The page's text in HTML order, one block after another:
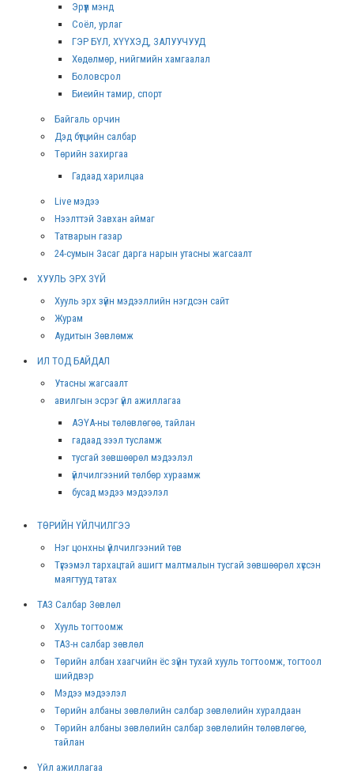
Эрүүл мэнд
Соёл, урлаг
ГЭР БҮЛ, ХҮҮХЭД, ЗАЛУУЧУУД
Хөдөлмөр, нийгмийн хамгаалал
Боловсрол
Биеийн тамир, спорт
Байгаль орчин
Дэд бүтцийн салбар
Төрийн захиргаа
Гадаад харилцаа
Live мэдээ
Нээлттэй Завхан аймаг
Татварын газар
24-сумын Засаг дарга нарын утасны жагсаалт
ХУУЛЬ ЭРХ ЗҮЙ
Хууль эрх зүйн мэдээллийн нэгдсэн сайт
Журам
Аудитын Зөвлөмж
ИЛ ТОД БАЙДАЛ
Утасны жагсаалт
авилгын эсрэг үйл ажиллагаа
АЭҮА-ны төлөвлөгөө, тайлан
гадаад зээл тусламж
тусгай зөвшөөрөл мэдээлэл
үйлчилгээний төлбөр хураамж
бусад мэдээ мэдээлэл
ТӨРИЙН ҮЙЛЧИЛГЭЭ
Нэг цонхны үйлчилгээний төв
Түгээмэл тархацтай ашигт малтмалын тусгай зөвшөөрөл хүссэн
маягтууд татах
ТАЗ Салбар Зөвлөл
Хууль тогтоомж
ТАЗ-н салбар зөвлөл
Төрийн албан хаагчийн ёс зүйн тухай хууль тогтоомж, тогтоол
шийдвэр
Мэдээ мэдээлэл
Төрийн албаны зөвлөлийн салбар зөвлөлийн хуралдаан
Төрийн албаны зөвлөлийн салбар зөвлөлийн төлөвлөгөө,
тайлан
Үйл ажиллагаа